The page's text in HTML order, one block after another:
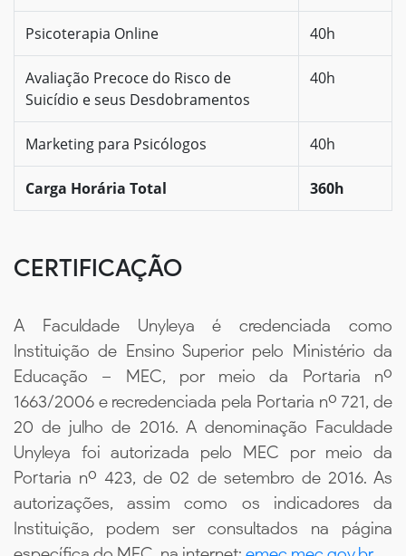
Psicoterapia Online 40h
Avaliação Precoce do Risco de
Suicídio e seus Desdobramentos
40h
Marketing para Psicólogos 40h
Carga Horária Total 360h
CERTIFICAÇÃO
A Faculdade Unyleya é credenciada como
Instituição de Ensino Superior pelo Ministério da
Educação – MEC, por meio da Portaria nº
1663/2006 e recredenciada pela Portaria nº 721, de
20 de julho de 2016. A denominação Faculdade
Unyleya foi autorizada pelo MEC por meio da
Portaria nº 423, de 02 de setembro de 2016. As
autorizações, assim como os indicadores da
Instituição, podem ser consultados na página